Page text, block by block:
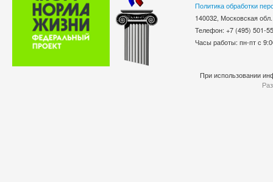
Политика обработки
140032, Московская
Телефон: +7 (495)
Часы работы: пн-пт с
При использовании